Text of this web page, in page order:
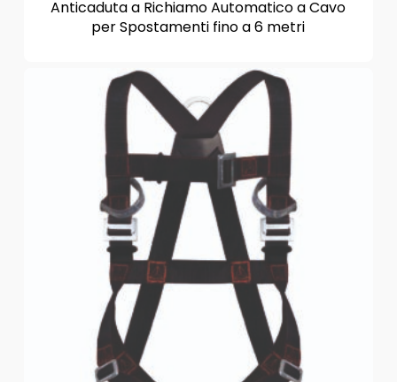
Anticaduta a Richiamo Automatico a Cavo
per Spostamenti fino a 6 metri